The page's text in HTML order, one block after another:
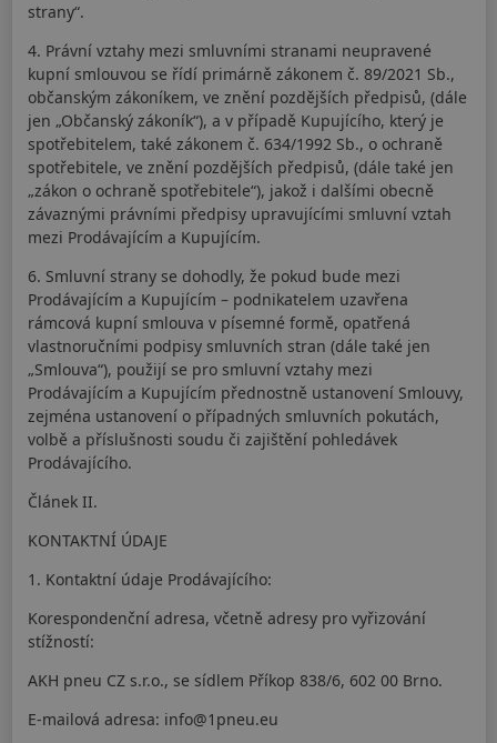
strany“.
4. Právní vztahy mezi smluvními stranami neupravené
kupní smlouvou se řídí primárně zákonem č. 89/2021 Sb.,
občanským zákoníkem, ve znění pozdějších předpisů, (dále
jen „Občanský zákoník“), a v případě Kupujícího, který je
spotřebitelem, také zákonem č. 634/1992 Sb., o ochraně
spotřebitele, ve znění pozdějších předpisů, (dále také jen
„zákon o ochraně spotřebitele“), jakož i dalšími obecně
závaznými právními předpisy upravujícími smluvní vztah
mezi Prodávajícím a Kupujícím.
6. Smluvní strany se dohodly, že pokud bude mezi
Prodávajícím a Kupujícím – podnikatelem uzavřena
rámcová kupní smlouva v písemné formě, opatřená
vlastnoručními podpisy smluvních stran (dále také jen
„Smlouva“), použijí se pro smluvní vztahy mezi
Prodávajícím a Kupujícím přednostně ustanovení Smlouvy,
zejména ustanovení o případných smluvních pokutách,
volbě a příslušnosti soudu či zajištění pohledávek
Prodávajícího.
Článek II.
KONTAKTNÍ ÚDAJE
1. Kontaktní údaje Prodávajícího:
Korespondenční adresa, včetně adresy pro vyřizování
stížností:
AKH pneu CZ s.r.o., se sídlem Příkop 838/6, 602 00 Brno.
E-mailová adresa: info@1pneu.eu